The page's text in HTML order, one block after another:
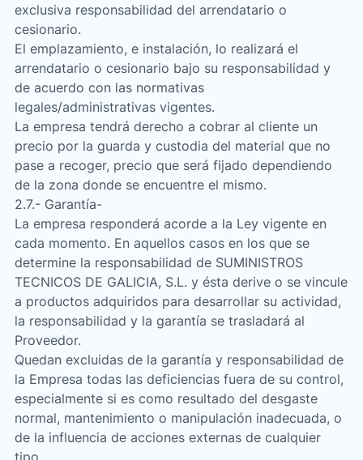
exclusiva responsabilidad del arrendatario o
cesionario.
El emplazamiento, e instalación, lo realizará el
arrendatario o cesionario bajo su responsabilidad y
de acuerdo con las normativas
legales/administrativas vigentes.
La empresa tendrá derecho a cobrar al cliente un
precio por la guarda y custodia del material que no
pase a recoger, precio que será fijado dependiendo
de la zona donde se encuentre el mismo.
2.7.- Garantía-
La empresa responderá acorde a la Ley vigente en
cada momento. En aquellos casos en los que se
determine la responsabilidad de SUMINISTROS
TECNICOS DE GALICIA, S.L. y ésta derive o se vincule
a productos adquiridos para desarrollar su actividad,
la responsabilidad y la garantía se trasladará al
Proveedor.
Quedan excluidas de la garantía y responsabilidad de
la Empresa todas las deficiencias fuera de su control,
especialmente si es como resultado del desgaste
normal, mantenimiento o manipulación inadecuada, o
de la influencia de acciones externas de cualquier
tipo.